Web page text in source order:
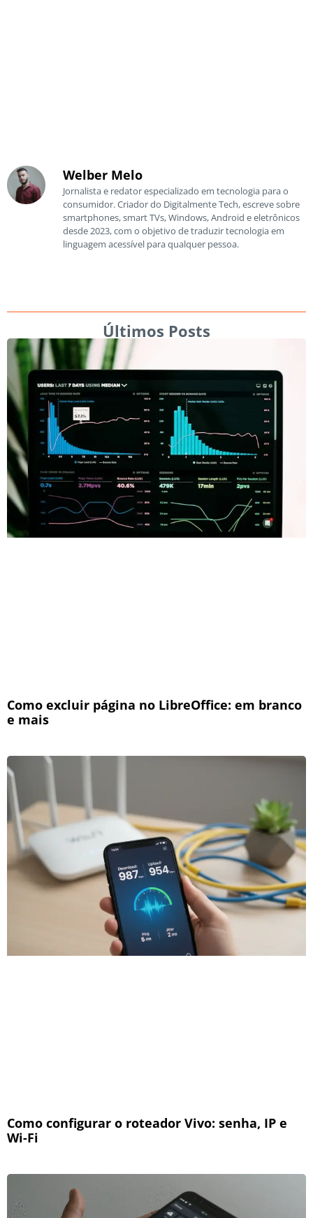
Welber Melo
Jornalista e redator especializado em tecnologia para o
consumidor. Criador do Digitalmente Tech, escreve sobre
smartphones, smart TVs, Windows, Android e eletrônicos
desde 2023, com o objetivo de traduzir tecnologia em
linguagem acessível para qualquer pessoa.
Últimos Posts
Como excluir página no LibreOffice: em branco
e mais
Como configurar o roteador Vivo: senha, IP e
Wi-Fi